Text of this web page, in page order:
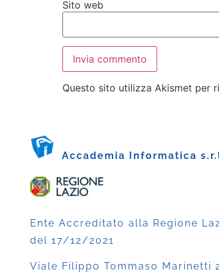
Sito web
Questo sito utilizza Akismet per
Accademia Informatica
Ente Accreditato alla Regione
del 17/12/2021
Viale Filippo Tommaso Marinetti